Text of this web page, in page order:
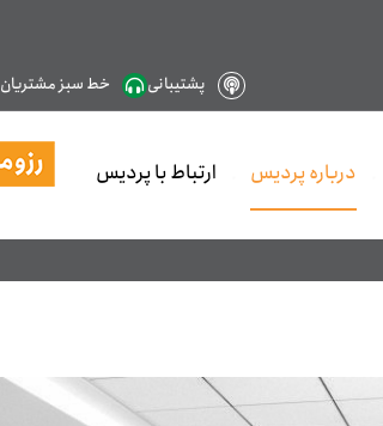
خط سبز مشتریان پشتیبانی
درباره پردیس ارتباط با پردیس